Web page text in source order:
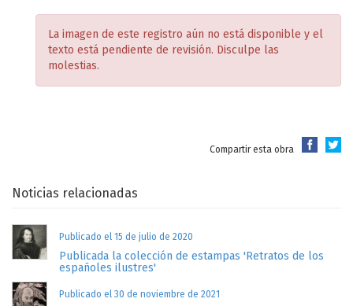
La imagen de este registro aún no está disponible y el
texto está pendiente de revisión. Disculpe las
molestias.
Compartir esta obra
Noticias relacionadas
Publicado el 15 de julio de 2020
Publicada la colección de estampas 'Retratos de los
españoles ilustres'
Publicado el 30 de noviembre de 2021